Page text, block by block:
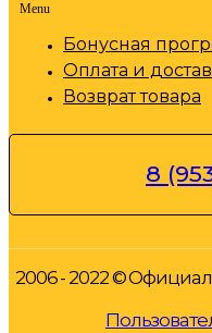
Menu
Бонусная
Оплата и
Возврат товара
8
2006 - 2022 ©